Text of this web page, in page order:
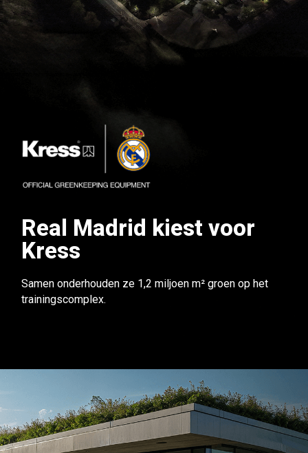
Real Madrid kiest voor
Kress
Samen onderhouden ze 1,2 miljoen m² groen op het
trainingscomplex.